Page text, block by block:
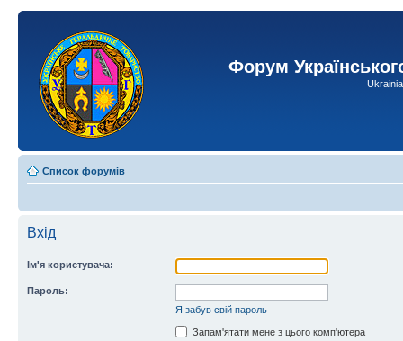
Форум
Список форумів
Вхід
Ім'я користувача:
Пароль:
Я забув свій пароль
Запам'ятати мене з цього комп'ютера